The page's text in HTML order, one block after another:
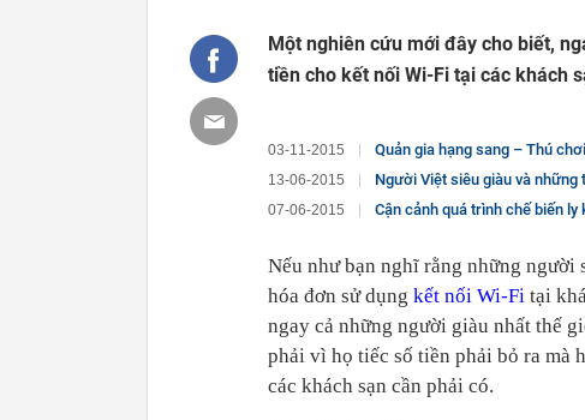
Một nghiên cứu mới đây cho biết,
tiền cho kết nối Wi-Fi tại các khách
03-11-2015 Quản gia hạng sang – Thú
13-06-2015 Người Việt siêu giàu và
07-06-2015 Cận cảnh quá trình chế biến
Nếu như bạn nghĩ rằng những người
hóa đơn sử dụng kết nối Wi-Fi tại
ngay cả những người giàu nhất thế
phải vì họ tiếc số tiền phải bỏ ra mà
các khách sạn cần phải có.